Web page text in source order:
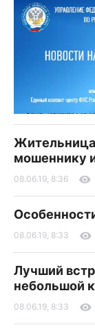
Жительница
мошеннику
08.06.19, 8:36
08.06.19, 8:33
Лучший
небольшой
08.06.19, 8:33